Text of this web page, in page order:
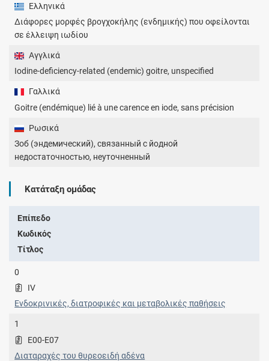
Ελληνικά
Διάφορες μορφές βρογχοκήλης (ενδημικής) που οφείλονται
σε έλλειψη ιωδίου
Αγγλικά
Iodine-deficiency-related (endemic) goitre, unspecified
Γαλλικά
Goitre (endémique) lié à une carence en iode, sans précision
Ρωσικά
Зоб (эндемический), связанный с йодной
недостаточностью, неуточненный
Κατάταξη ομάδας
Επίπεδο
Κωδικός
Τίτλος
0
IV
Ενδοκρινικές, διατροφικές και μεταβολικές παθήσεις
1
E00-E07
Διαταραχές του θυρεοειδή αδένα